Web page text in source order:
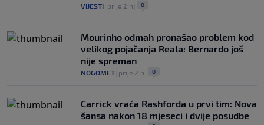
VIJESTI prije 2 h 0
Mourinho odmah pronašao problem kod
velikog pojačanja Reala: Bernardo još
nije spreman
NOGOMET prije 2 h 0
Carrick vraća Rashforda u prvi tim: Nova
šansa nakon 18 mjeseci i dvije posudbe